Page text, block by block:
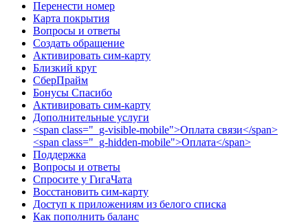
Перенести номер
Карта покрытия
Вопросы и ответы
Создать обращение
Активировать сим-карту
Близкий круг
СберПрайм
Бонусы Спасибо
Активировать сим-карту
Дополнительные услуги
<span class="_g-visible-mobile">Оплата связи</span>
<span class="_g-hidden-mobile">Оплата</span>
Поддержка
Вопросы и ответы
Спросите у ГигаЧата
Восстановить сим-карту
Доступ к приложениям из белого списка
Как пополнить баланс